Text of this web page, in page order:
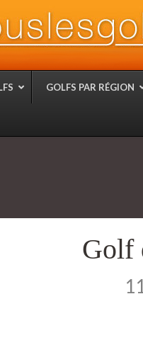
GOLFS PAR RÉGION
Golf